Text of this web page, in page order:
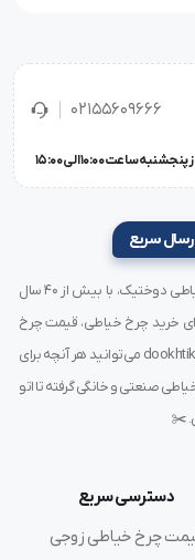
پارچه ای / کت و
کتان / جین
02155609666
سریع
به دوختیک خوش آمدید! 🌟 ما در فروشگاه چرخ خیاطی دوختیک، با بیش از ۴۰ سال
خرید چرخ خیاطی، قیمت چرخ
خیاطی، لوازم جانبی و قطعات مرتبط هستیم. در dookhtik.com می‌توانید هر آنچه برای
صنعتی و خانگی گرفته تا اتو
✂️
دسترسی سریع
چرخ خیاطی زوجی